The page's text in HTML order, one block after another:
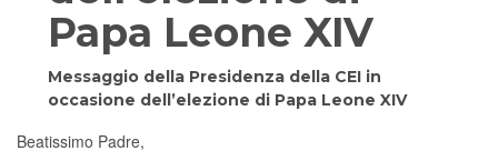
Papa Leone XIV
Messaggio della Presidenza della CEI in
occasione dell’elezione di Papa Leone XIV
Beatissimo Padre,